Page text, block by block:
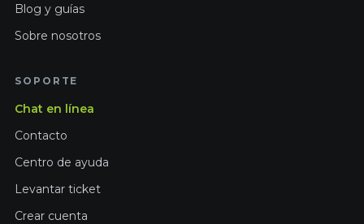
Blog y guías
Sobre nosotros
SOPORTE
Chat en línea
Contacto
Centro de ayuda
Levantar ticket
Crear cuenta